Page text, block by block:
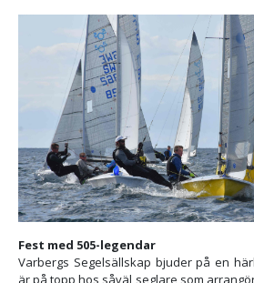
Fest med 505-legendar
Varbergs Segelsällskap bjuder på en
är på topp hos såväl seglare som